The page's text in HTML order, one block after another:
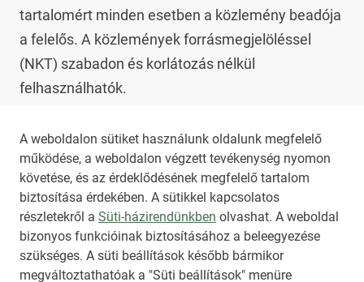
A weboldalon sütiket használunk oldalunk megfelelő
működése, a weboldalon végzett tevékenység nyomon
követése, és az érdeklődésének megfelelő tartalom
biztosítása érdekében. A sütikkel kapcsolatos
részletekről a Süti-házirendünkben olvashat. A weboldal
bizonyos funkcióinak biztosításához a beleegyezése
szükséges. A süti beállítások később bármikor
megváltoztathatóak a "Süti beállítások" menüre
tartalomért minden esetben a közlemény beadója
a felelős. A közlemények forrásmegjelöléssel
(NKT) szabadon és korlátozás nélkül
felhasználhatók.
Az NKT szolgáltatással kapcsolatban további
információt az nkt@dunamsz.hu elektronikus
levelező címen kaphat.
HIRADO.HU MEDIAKLIKK.HU
M4SPORT.HU NEMZETISPORT.HU